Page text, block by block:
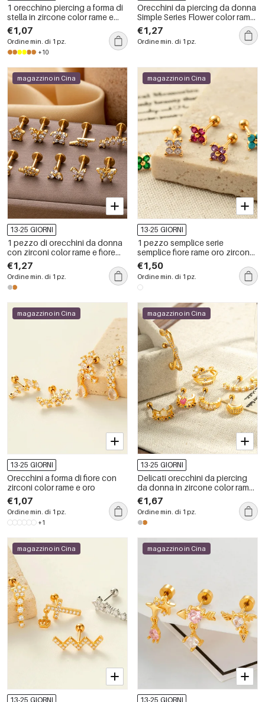
1 orecchino piercing a forma di
stella in zircone color rame e
oro
€1,07
Ordine min. di 1 pz.
+10
Orecchini da piercing da donna
Simple Series Flower color rame
e oro con zirconi
€1,27
Ordine min. di 1 pz.
magazzino in Cina
13-25 GIORNI
1 pezzo di orecchini da donna
con zirconi color rame e fiore
semplice, serie semplice
€1,27
Ordine min. di 1 pz.
magazzino in Cina
13-25 GIORNI
1 pezzo semplice serie
semplice fiore rame oro zircone
orecchini da donna piercing
€1,50
Ordine min. di 1 pz.
magazzino in Cina
13-25 GIORNI
Orecchini a forma di fiore con
zirconi color rame e oro
€1,07
Ordine min. di 1 pz.
+1
magazzino in Cina
13-25 GIORNI
Delicati orecchini da piercing
da donna in zircone color rame
e oro a forma di stella
€1,67
Ordine min. di 1 pz.
magazzino in Cina
13-25 GIORNI
magazzino in Cina
13-25 GIORNI